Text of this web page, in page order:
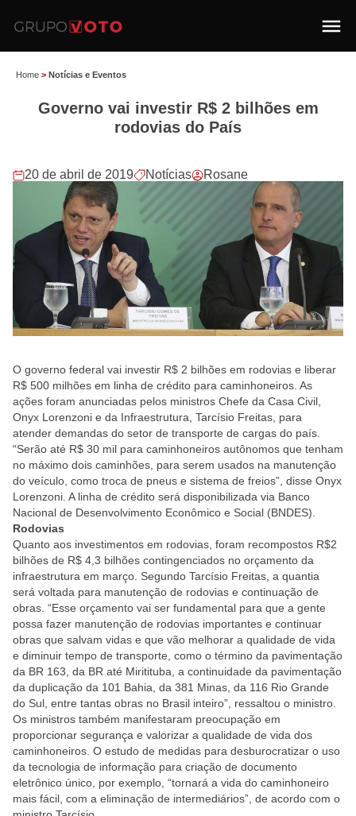
Home > Notícias e Eventos
Governo vai investir R$ 2 bilhões em
rodovias do País
20 de abril de 2019 Notícias Rosane
O governo federal vai investir R$ 2 bilhões em rodovias e liberar
R$ 500 milhões em linha de crédito para caminhoneiros. As
ações foram anunciadas pelos ministros Chefe da Casa Civil,
Onyx Lorenzoni e da Infraestrutura, Tarcísio Freitas, para
atender demandas do setor de transporte de cargas do país.
“Serão até R$ 30 mil para caminhoneiros autônomos que tenham
no máximo dois caminhões, para serem usados na manutenção
do veículo, como troca de pneus e sistema de freios”, disse Onyx
Lorenzoni. A linha de crédito será disponibilizada via Banco
Nacional de Desenvolvimento Econômico e Social (BNDES).
Rodovias
Quanto aos investimentos em rodovias, foram recompostos R$2
bilhões de R$ 4,3 bilhões contingenciados no orçamento da
infraestrutura em março. Segundo Tarcísio Freitas, a quantia
será voltada para manutenção de rodovias e continuação de
obras. “Esse orçamento vai ser fundamental para que a gente
possa fazer manutenção de rodovias importantes e continuar
obras que salvam vidas e que vão melhorar a qualidade de vida
e diminuir tempo de transporte, como o término da pavimentação
da BR 163, da BR até Miritituba, a continuidade da pavimentação
da duplicação da 101 Bahia, da 381 Minas, da 116 Rio Grande
do Sul, entre tantas obras no Brasil inteiro”, ressaltou o ministro.
Os ministros também manifestaram preocupação em
proporcionar segurança e valorizar a qualidade de vida dos
caminhoneiros. O estudo de medidas para desburocratizar o uso
da tecnologia de informação para criação de documento
eletrônico único, por exemplo, “tornará a vida do caminhoneiro
mais fácil, com a eliminação de intermediários”, de acordo com o